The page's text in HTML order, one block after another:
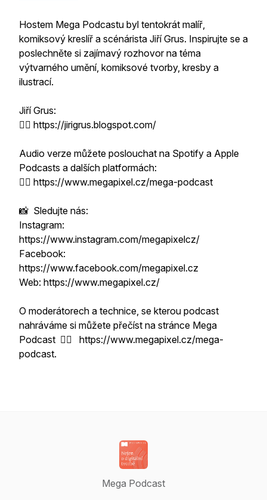
Hostem Mega Podcastu byl tentokrát malíř,
komiksový kreslíř a scénárista Jiří Grus. Inspirujte se a
poslechněte si zajímavý rozhovor na téma
výtvarného umění, komiksové tvorby, kresby a
ilustrací.
Jiří Grus:
👉🏻 https://jirigrus.blogspot.com/
Audio verze můžete poslouchat na Spotify a Apple
Podcasts a dalších platformách:
👉🏻 https://www.megapixel.cz/mega-podcast
📸 Sledujte nás:
Instagram:
https://www.instagram.com/megapixelcz/
Facebook:
https://www.facebook.com/megapixel.cz
Web: https://www.megapixel.cz/
O moderátorech a technice, se kterou podcast
nahráváme si můžete přečíst na stránce Mega
Podcast 👉🏻 https://www.megapixel.cz/mega-
podcast.
Mega Podcast